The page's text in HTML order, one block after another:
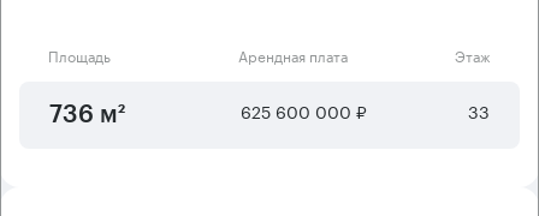
Площадь Арендная плата Этаж
736 м² 625 600 000 ₽ 33